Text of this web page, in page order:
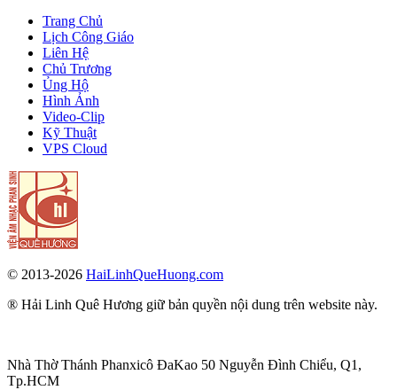
Trang Chủ
Lịch Công Giáo
Liên Hệ
Chủ Trương
Ủng Hộ
Hình Ảnh
Video-Clip
Kỹ Thuật
VPS Cloud
© 2013-2026 HaiLinhQueHuong.com
® Hải Linh Quê Hương giữ bản quyền nội dung trên website này.
Nhà Thờ Thánh Phanxicô ĐaKao 50 Nguyễn Đình Chiểu, Q1,
Tp.HCM